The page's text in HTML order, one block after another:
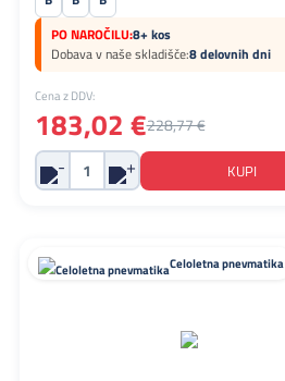
PO NAROČILU:8+ kos
Dobava v naše skladišče:8 delovnih dni
Cena z DDV:
183,02 €228,77 €
Celoletna pnevmatika